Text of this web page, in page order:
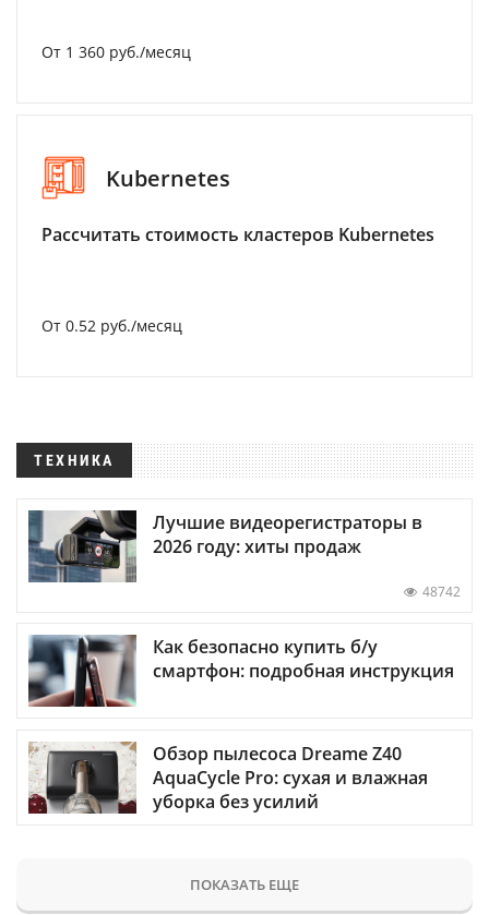
От 1 360 руб./месяц
Kubernetes
Рассчитать стоимость кластеров Kubernetes
От 0.52 руб./месяц
ТЕХНИКА
Лучшие видеорегистраторы в
2026 году: хиты продаж
48742
Как безопасно купить б/у
смартфон: подробная инструкция
Обзор пылесоса Dreame Z40
AquaCycle Pro: сухая и влажная
уборка без усилий
ПОКАЗАТЬ ЕЩЕ